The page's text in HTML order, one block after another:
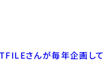
さんが毎年企画して